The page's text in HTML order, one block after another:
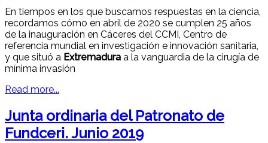
En tiempos en los que buscamos respuestas en la ciencia,
recordamos cómo en abril de 2020 se cumplen 25 años
de la inauguración en Cáceres del CCMI, Centro de
referencia mundial en investigación e innovación sanitaria,
y que situó a Extremadura a la vanguardia de la cirugía de
mínima invasión
Read more...
Junta ordinaria del Patronato de
Fundceri. Junio 2019